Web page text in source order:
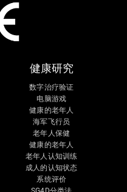
健康研究
数字治疗验证
电脑游戏
健康的老年人
海军飞行员
老年人保健
健康的老年人
老年人认知训练
成人的认知状态
系统评价